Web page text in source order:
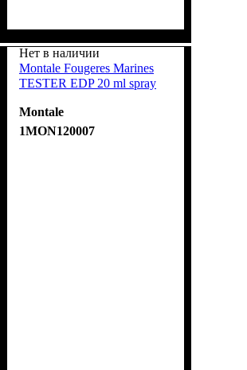
Нет в наличии
Montale Fougeres Marines
TESTER EDP 20 ml spray
Montale
1MON120007